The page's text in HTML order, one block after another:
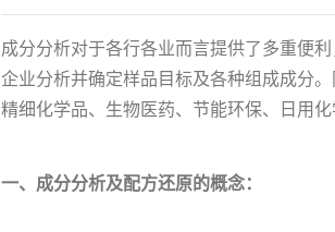
成分分析对于各行各业而言提供了多重便
企业分析并确定样品目标及各种组成成分
精细化学品、生物医药、节能环保、日用
一、成分分析及配方还原的概念：